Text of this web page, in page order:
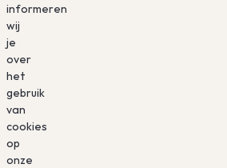
informeren
wij
je
over
het
gebruik
van
cookies
op
onze